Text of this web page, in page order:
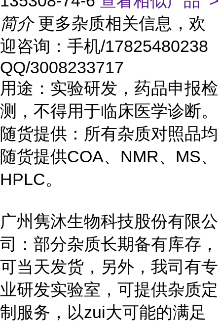
简介 更多杂质相关信息，欢
迎咨询：手机/17825480238
QQ/3008233717
用途：实验研发，药品申报检
测，不得用于临床医学诊断。
随货提供：所有杂质对照品均
随货提供COA、NMR、MS、
HPLC。
广州隽沐生物科技股份有限公
司：部分杂质长期备有库存，
可当天发货，另外，我司有专
业研发实验室，可提供杂质定
制服务，以zui大可能的满足